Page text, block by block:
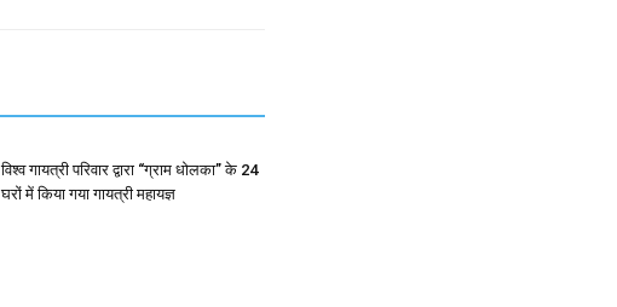
विश्व गायत्री परिवार द्वारा “ग्राम धोलका” के 24
घरों में किया गया गायत्री महायज्ञ